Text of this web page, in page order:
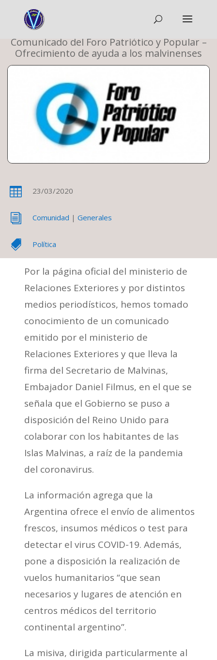
Comunicado del Foro Patriótico y Popular –
Ofrecimiento de ayuda a los malvinenses
 23/03/2020
i Comunidad | Generales
 Política
Por la página oficial del ministerio de
Relaciones Exteriores y por distintos
medios periodísticos, hemos tomado
conocimiento de un comunicado
emitido por el ministerio de
Relaciones Exteriores y que lleva la
firma del Secretario de Malvinas,
Embajador Daniel Filmus, en el que se
señala que el Gobierno se puso a
disposición del Reino Unido para
colaborar con los habitantes de las
Islas Malvinas, a raíz de la pandemia
del coronavirus.
La información agrega que la
Argentina ofrece el envío de alimentos
frescos, insumos médicos o test para
detectar el virus COVID-19. Además,
pone a disposición la realización de
vuelos humanitarios “que sean
necesarios y lugares de atención en
centros médicos del territorio
continental argentino”.
La misiva, dirigida particularmente al